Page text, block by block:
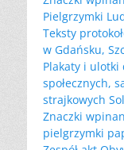
Pielgrzymki
Teksty
w Gdańsku,
Plakaty i ulotki
społecznych,
strajkowych
Znaczki
pielgrzymki